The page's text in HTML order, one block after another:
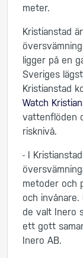
meter.
Kristianstad
ligger på en
Sveriges
Kristianstad
Watch
vattenflöden
risknivå.
- I
metoder och
och
de valt Inero
ett gott
Inero AB.